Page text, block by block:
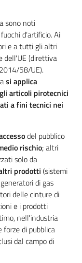
sono noti
d'artificio. Ai
e a tutti gli altri
dell'UE (direttiva
58/UE).
si applica
articoli pirotecnici
a fini tecnici nei
del pubblico
rischio; altri
solo da
prodotti (sistemi
di gas
delle cinture di
e i prodotti
nell'industria
forze di pubblica
dal campo di